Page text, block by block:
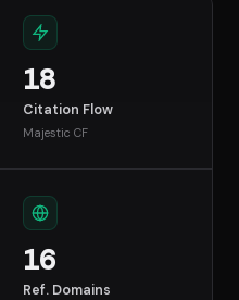
18
Citation Flow
Majestic CF
16
Ref. Domains